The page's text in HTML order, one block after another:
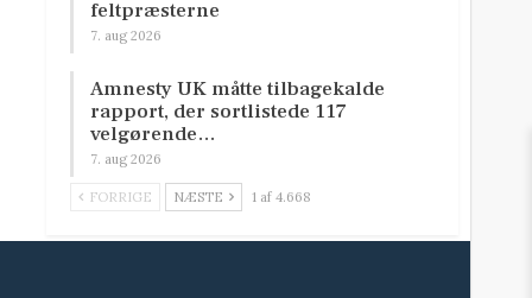
feltpræsterne
7. aug 2026
Amnesty UK måtte tilbagekalde
rapport, der sortlistede 117
velgørende…
7. aug 2026
FORRIGE NÆSTE 1 af 4.668